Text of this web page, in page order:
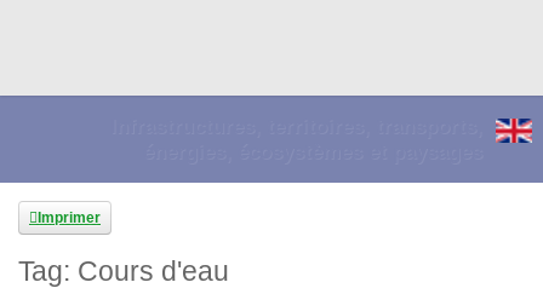
Imprimer
Tag: Cours d'eau